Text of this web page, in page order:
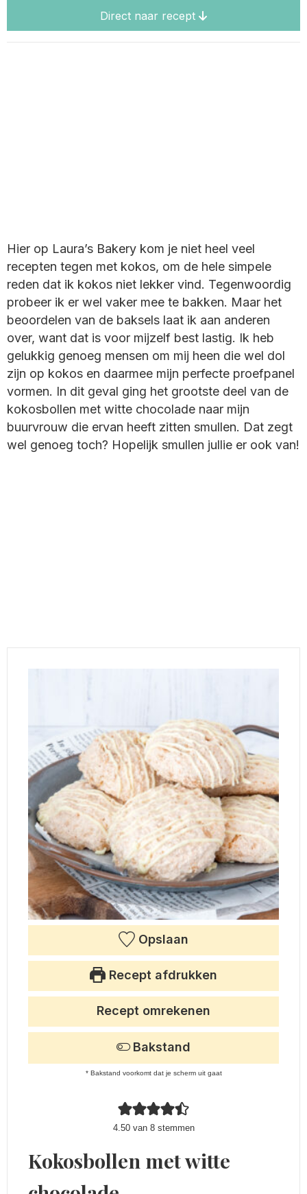
Direct naar recept
Hier op Laura’s Bakery kom je niet heel veel
recepten tegen met kokos, om de hele simpele
reden dat ik kokos niet lekker vind. Tegenwoordig
probeer ik er wel vaker mee te bakken. Maar het
beoordelen van de baksels laat ik aan anderen
over, want dat is voor mijzelf best lastig. Ik heb
gelukkig genoeg mensen om mij heen die wel dol
zijn op kokos en daarmee mijn perfecte proefpanel
vormen. In dit geval ging het grootste deel van de
kokosbollen met witte chocolade naar mijn
buurvrouw die ervan heeft zitten smullen. Dat zegt
wel genoeg toch? Hopelijk smullen jullie er ook van!
Opslaan
Recept afdrukken
4.50van 8stemmen
Recept omrekenen
Bakstand
* Bakstand voorkomt dat je scherm uit gaat
Kokosbollen met witte